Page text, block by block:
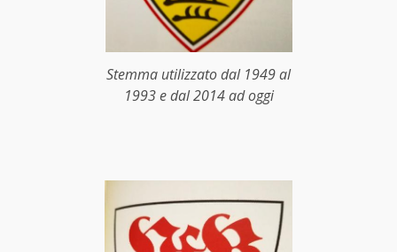
Stemma utilizzato dal 1949 al
1993 e dal 2014 ad oggi